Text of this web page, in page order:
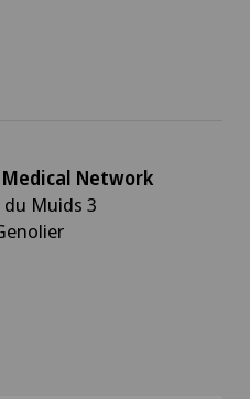
Medical Network
du Muids 3